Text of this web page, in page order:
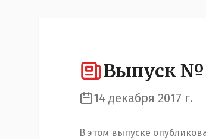
Выпуск №
14 декабря 2017 г.
В этом выпуске